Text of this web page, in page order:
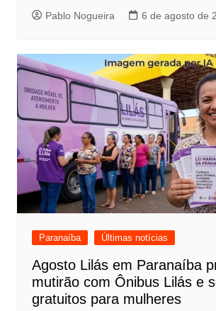
Pablo Nogueira 6 de agosto de
Paranaíba Últimas notícias
Agosto Lilás em Paranaíba
mutirão com Ônibus Lilás e
gratuitos para mulheres